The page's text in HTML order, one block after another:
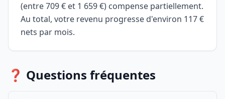
(entre 709 € et 1 659 €) compense partiellement.
Au total, votre revenu progresse d'environ 117 €
nets par mois.
❓ Questions fréquentes